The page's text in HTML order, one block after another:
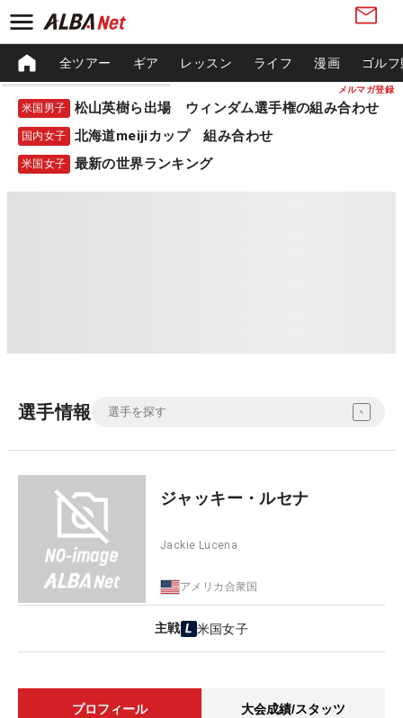
メルマガ登録
全ツアー ギア レッスン ライフ 漫画 ゴル
米国男子 松山英樹ら出場 ウィンダム選手権の組み合わせ
国内女子 北海道meijiカップ 組み合わせ
米国女子 最新の世界ランキング
選手情報
ジャッキー・ルセナ
Jackie Lucena
アメリカ合衆国
主戦 米国女子
プロフィール 大会成績/スタッツ